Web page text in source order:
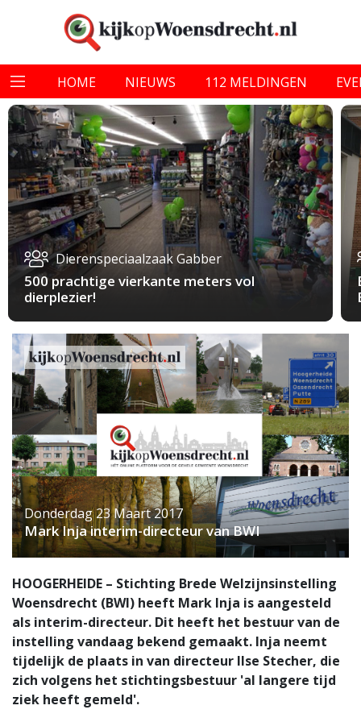
HOME NIEUWS 112 MELDINGEN
Dierenspeciaalzaak Gabber
500 prachtige vierkante meters vol
dierplezier!
Donderdag 23 Maart 2017
Mark Inja interim-directeur van BWI
HOOGERHEIDE – Stichting Brede Welzijnsinstelling
Woensdrecht (BWI) heeft Mark Inja is aangesteld
als interim-directeur. Dit heeft het bestuur van de
instelling vandaag bekend gemaakt. Inja neemt
tijdelijk de plaats in van directeur Ilse Stecher, die
zich volgens het stichtingsbestuur 'al langere tijd
ziek heeft gemeld'.